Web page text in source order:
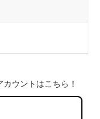
ウントはこちら！